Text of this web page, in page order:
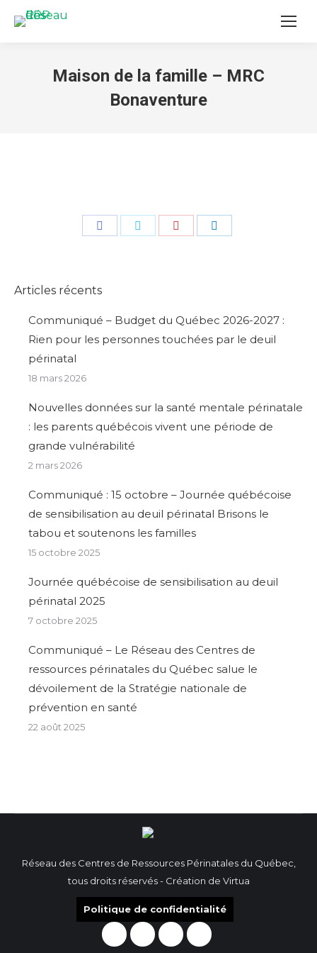
Maison de la famille – MRC
Bonaventure
Share
Share
Share
Articles récents
Communiqué – Budget du Québec 2026-2027 :
Rien pour les personnes touchées par le deuil
périnatal
18 mars 2026
Nouvelles données sur la santé mentale périnatale
: les parents québécois vivent une période de
grande vulnérabilité
2 mars 2026
Communiqué : 15 octobre – Journée québécoise
de sensibilisation au deuil périnatal Brisons le
tabou et soutenons les familles
15 octobre 2025
Journée québécoise de sensibilisation au deuil
périnatal 2025
7 octobre 2025
Communiqué – Le Réseau des Centres de
ressources périnatales du Québec salue le
dévoilement de la Stratégie nationale de
prévention en santé
22 août 2025
Réseau des Centres de Ressources Périnatales du Québec,
tous droits réservés - Création de Virtua
Politique de confidentialité